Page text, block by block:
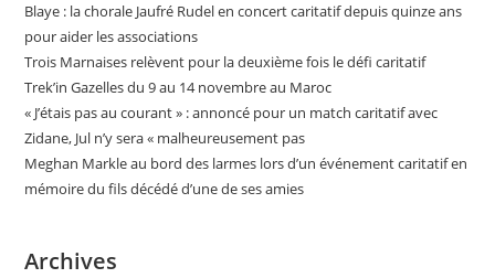
Blaye : la chorale Jaufré Rudel en concert caritatif depuis quinze ans
pour aider les associations
Trois Marnaises relèvent pour la deuxième fois le défi caritatif
Trek’in Gazelles du 9 au 14 novembre au Maroc
« J’étais pas au courant » : annoncé pour un match caritatif avec
Zidane, Jul n’y sera « malheureusement pas
Meghan Markle au bord des larmes lors d’un événement caritatif en
mémoire du fils décédé d’une de ses amies
Archives